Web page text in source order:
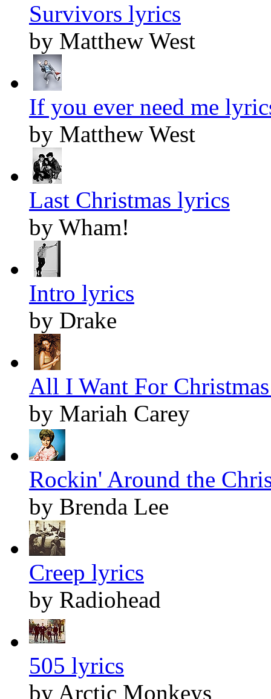
Survivors lyrics
by Matthew West
If you ever need me
by Matthew West
Last Christmas lyrics
by Wham!
Intro lyrics
by Drake
All I Want For
by Mariah Carey
Rockin' Around the
by Brenda Lee
Creep lyrics
by Radiohead
505 lyrics
by Arctic Monkeys